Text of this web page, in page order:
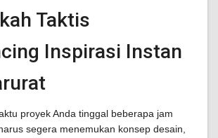
Taktis
Inspirasi Instan
proyek Anda tinggal beberapa jam
segera menemukan konsep desain,